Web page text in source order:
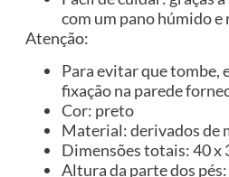
com um pano húmido
Atenção:
Para evitar que tombe,
fixação na parede
Cor: preto
Material: derivados de
Dimensões totais: 40 x
Altura da parte dos pés: